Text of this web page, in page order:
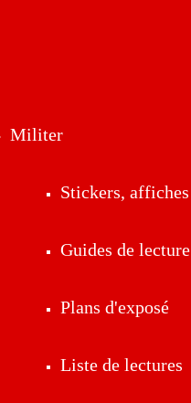
Militer
Stickers,
Guides de lecture
Plans d'exposé
Liste de lectures